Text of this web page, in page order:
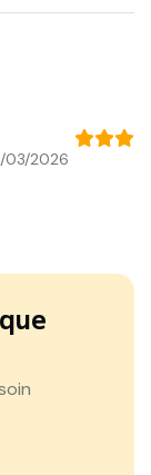
03/2026